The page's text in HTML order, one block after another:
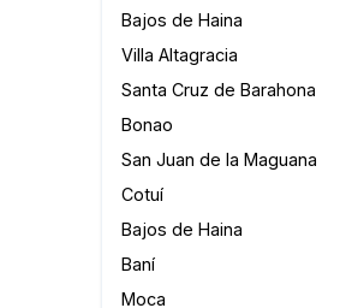
Bajos de Haina
Villa Altagracia
Santa Cruz de Barahona
Bonao
San Juan de la Maguana
Cotuí
Bajos de Haina
Baní
Moca